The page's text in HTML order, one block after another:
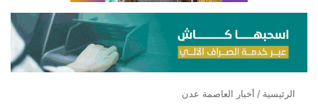
الرئيسية / أخبار العاصمة عدن